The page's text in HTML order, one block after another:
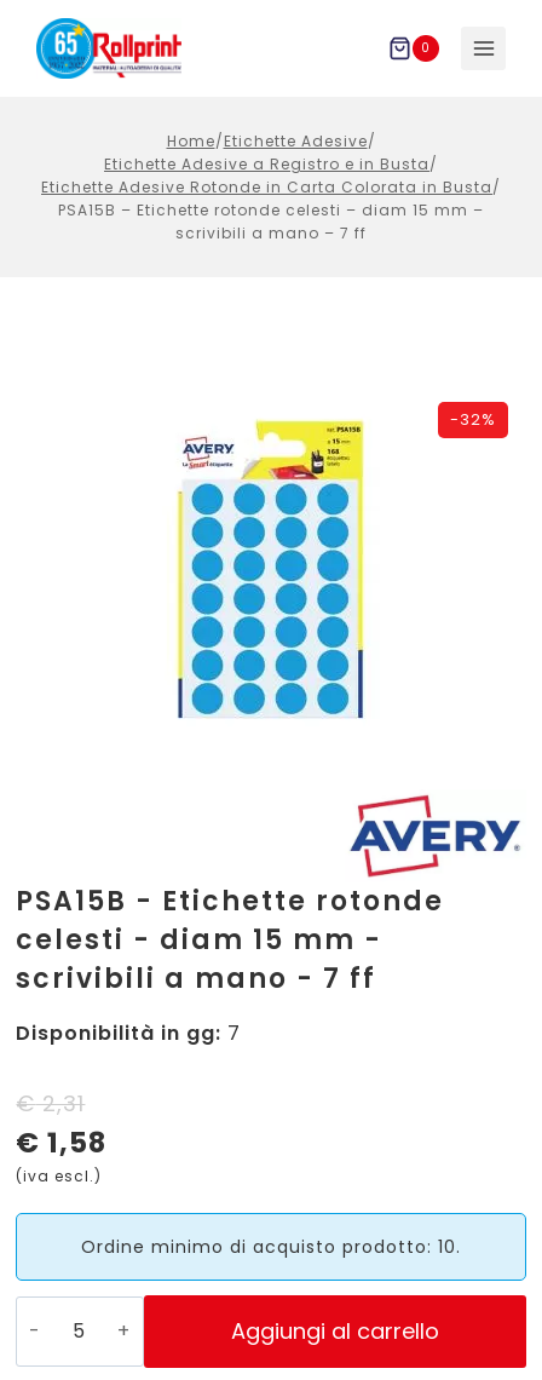
Salta
contenuto
0
Home/Etichette Adesive/
Etichette Adesive a Registro e in Busta/
Etichette Adesive Rotonde in Carta Colorata in Busta/
PSA15B – Etichette rotonde celesti – diam 15 mm –
scrivibili a mano – 7 ff
-32%
PSA15B - Etichette rotonde
celesti - diam 15 mm -
scrivibili a mano - 7 ff
Disponibilità in gg: 7
€2,31
Il
prezzo
originale
€ 2,31.
€ 1,58
Il
prezzo
attuale
€ 1,58.
(iva escl.)
Ordine minimo di acquisto prodotto: 10.
PSA15B
Aggiungi al carrello